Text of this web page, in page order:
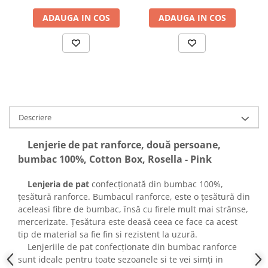
ADAUGA IN COS ADAUGA IN COS
Descriere
Lenjerie de pat ranforce, două persoane,
bumbac 100%, Cotton Box, Rosella - Pink
Lenjeria de pat confecționată din bumbac 100%,
țesătură ranforce. Bumbacul ranforce, este o țesătură din
aceleasi fibre de bumbac, însă cu firele mult mai strânse,
mercerizate. Țesătura este deasă ceea ce face ca acest
tip de material sa fie fin si rezistent la uzură.
Lenjeriile de pat confecționate din bumbac ranforce
sunt ideale pentru toate sezoanele si te vei simți in